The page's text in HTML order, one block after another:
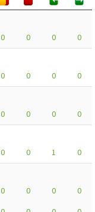
0 0 0
0
0 0 0
0
0 0 0
0
0 0 1
0
0 0 0
0